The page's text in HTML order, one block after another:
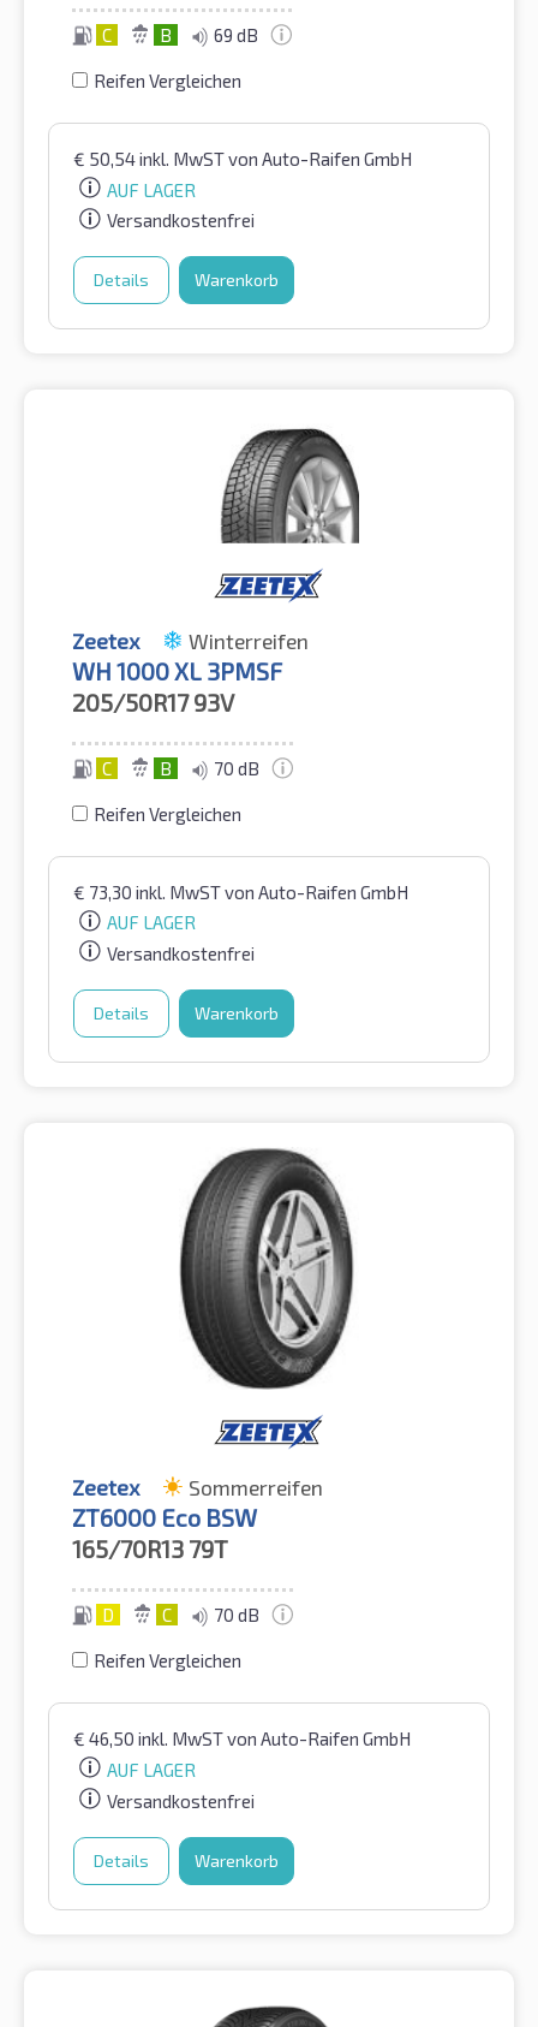
C B 69 dB
Reifen Vergleichen
€ 50,54inkl. MwSTvon Auto-Raifen GmbH
AUF LAGER
Versandkostenfrei
Details Warenkorb
Zeetex Winterreifen
WH 1000 XL 3PMSF
205/50R17 93V
C B 70 dB
Reifen Vergleichen
€ 73,30 inkl. MwSTvon Auto-Raifen GmbH
AUF LAGER
Versandkostenfrei
Details Warenkorb
Zeetex Sommerreifen
ZT6000 Eco BSW
165/70R13 79T
D C 70 dB
Reifen Vergleichen
€ 46,50 inkl. MwSTvon Auto-Raifen GmbH
AUF LAGER
Versandkostenfrei
Details Warenkorb